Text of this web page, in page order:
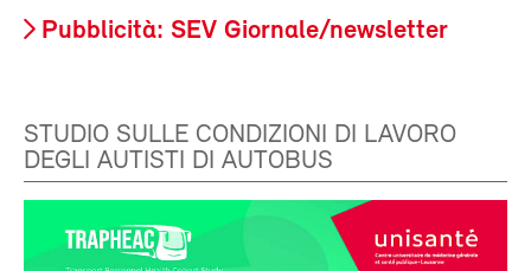
Pubblicità: SEV Giornale/newsletter
STUDIO SULLE CONDIZIONI DI LAVORO
DEGLI AUTISTI DI AUTOBUS